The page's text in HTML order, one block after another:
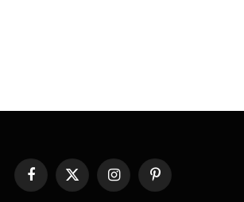
Facebook
X
(Twitter)
InstagramPinterest